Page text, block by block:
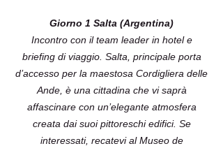
Giorno 1 Salta (Argentina)
Incontro con il team leader in hotel e
briefing di viaggio. Salta, principale porta
d’accesso per la maestosa Cordigliera delle
Ande, è una cittadina che vi saprà
affascinare con un’elegante atmosfera
creata dai suoi pittoreschi edifici. Se
interessati, recatevi al Museo de